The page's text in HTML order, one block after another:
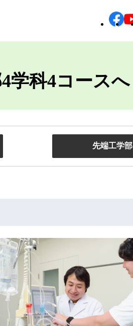
学科4コースへ
先端工学部